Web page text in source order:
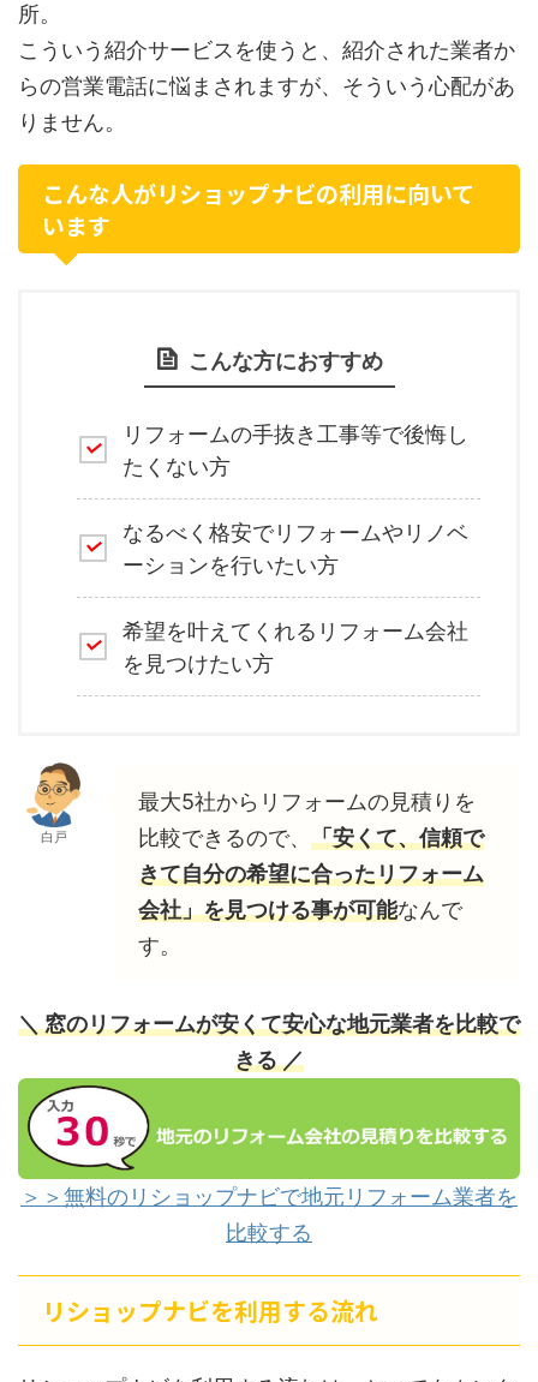
所。
こういう紹介サービスを使うと、紹介された業者か
らの営業電話に悩まされますが、そういう心配があ
りません。
こんな人がリショップナビの利用に向いて
います
こんな方におすすめ
リフォームの手抜き工事等で後悔し
たくない方
なるべく格安でリフォームやリノベ
ーションを行いたい方
希望を叶えてくれるリフォーム会社
を見つけたい方
白戸
最大5社からリフォームの見積りを
比較できるので、 「安くて、信頼で
きて自分の希望に合ったリフォーム
会社」を見つける事が可能なんで
す。
＼ 窓のリフォームが安くて安心な地元業者を比較で
きる ／
＞＞無料のリショップナビで地元リフォーム業者を
比較する
リショップナビを利用する流れ